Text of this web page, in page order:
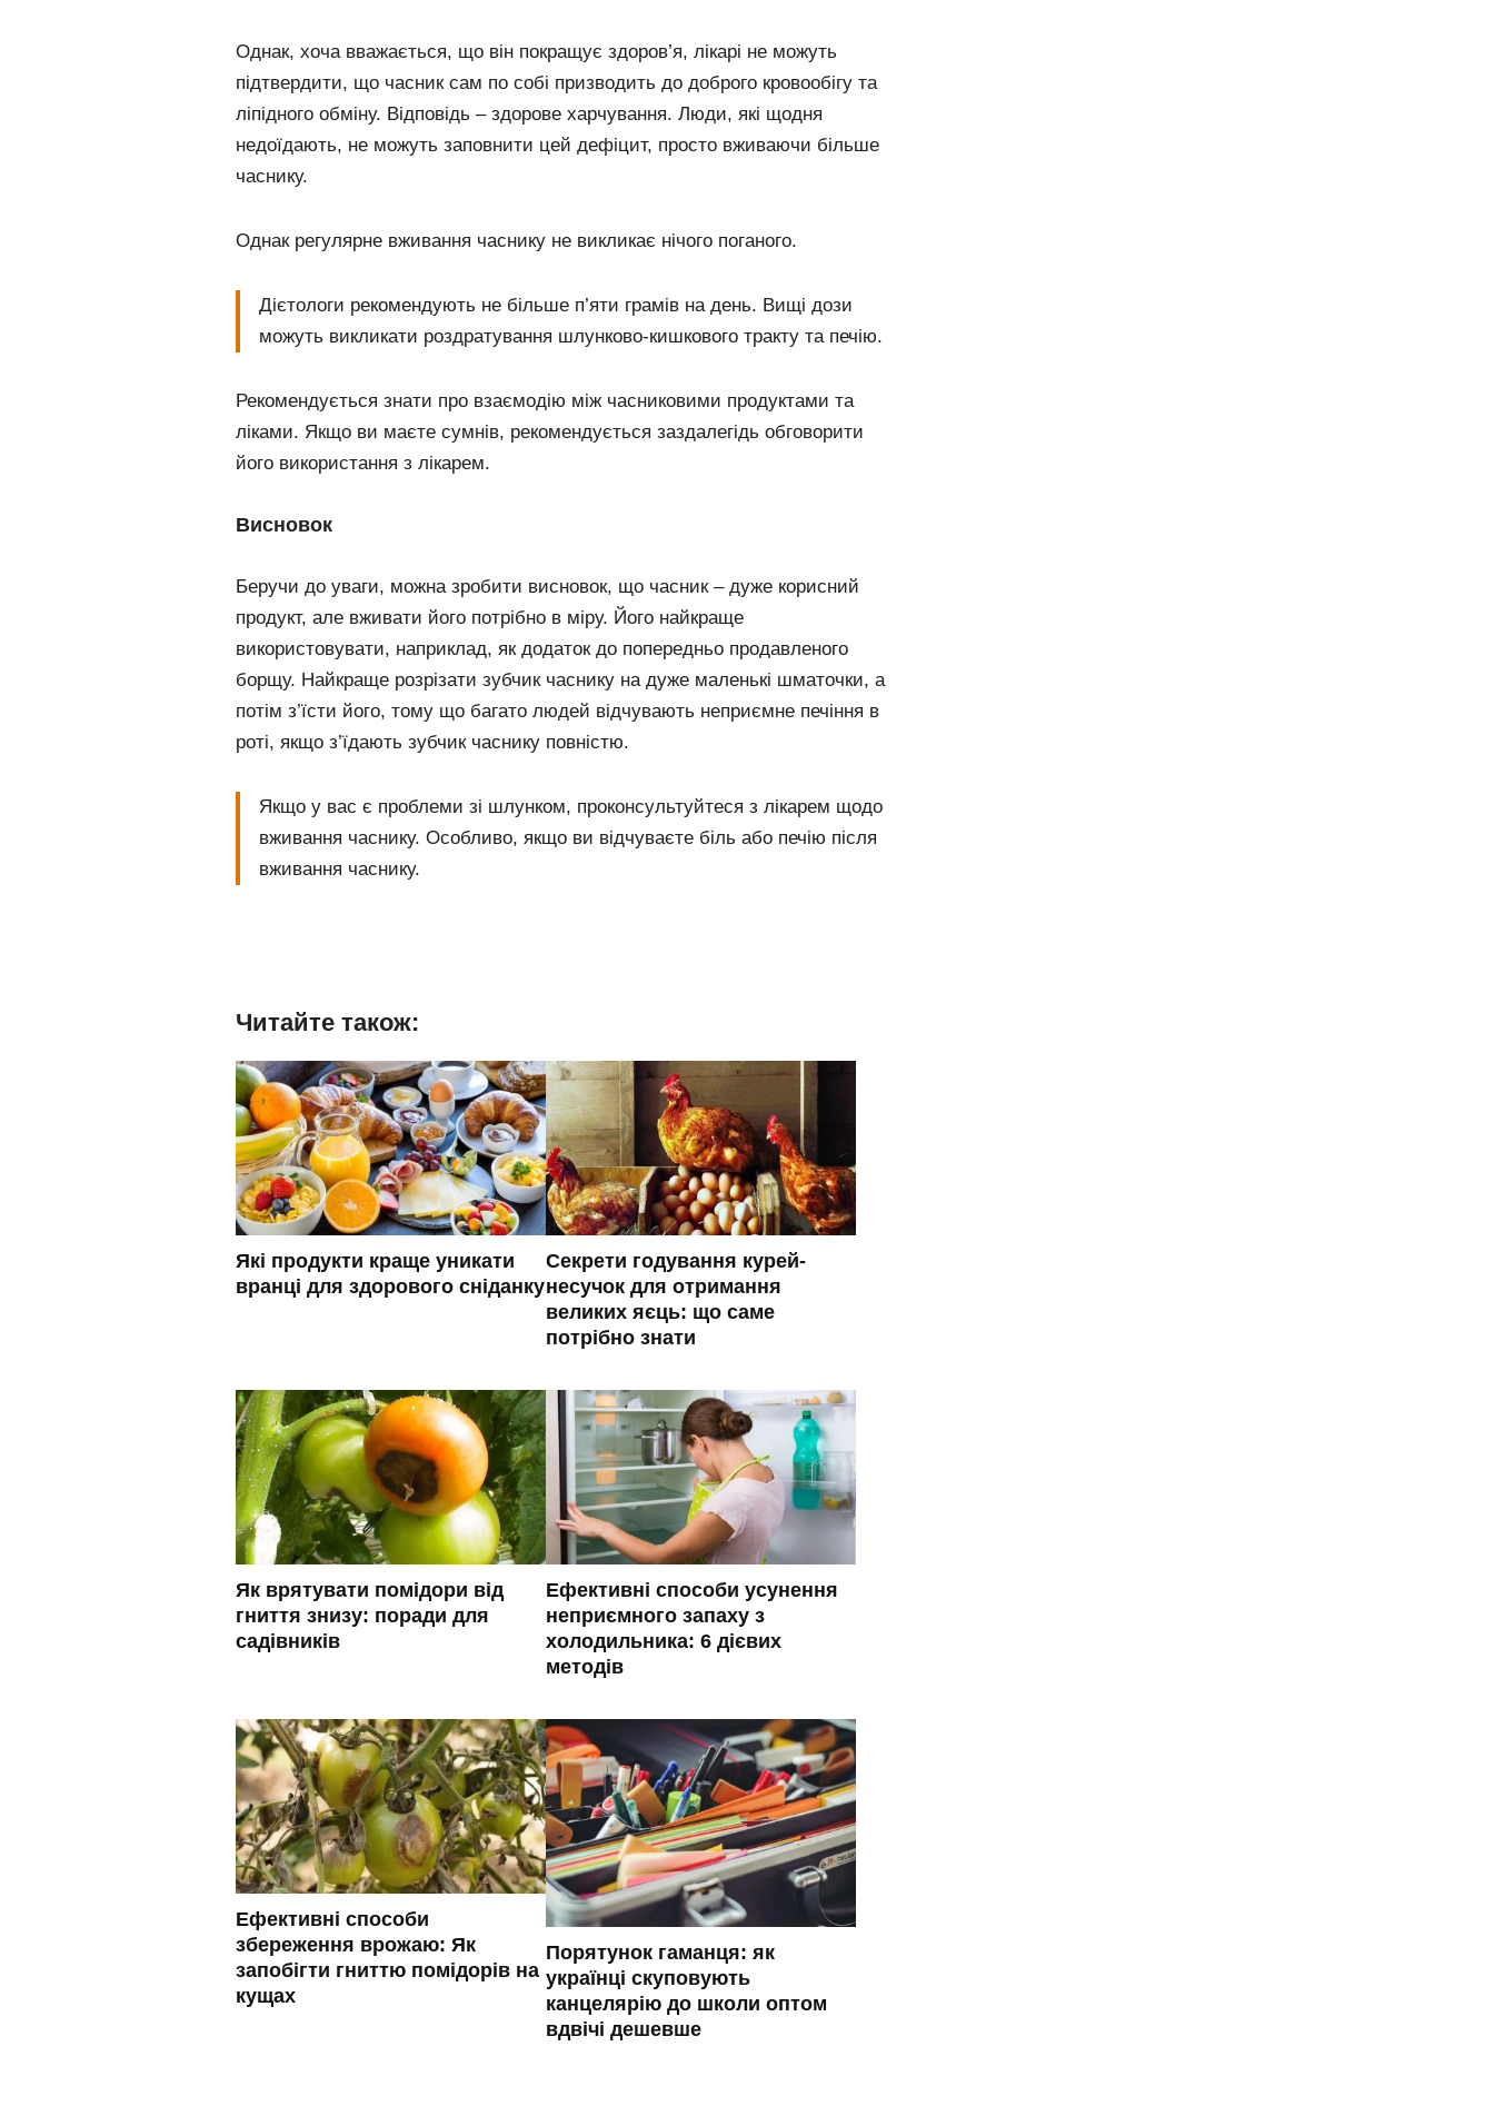
Однак, хоча вважається, що він покращує здоров’я, лікарі не можуть
підтвердити, що часник сам по собі призводить до доброго кровообігу та
ліпідного обміну. Відповідь – здорове харчування. Люди, які щодня
недоїдають, не можуть заповнити цей дефіцит, просто вживаючи більше
часнику.
Однак регулярне вживання часнику не викликає нічого поганого.
Дієтологи рекомендують не більше п’яти грамів на день. Вищі дози
можуть викликати роздратування шлунково-кишкового тракту та печію.
Рекомендується знати про взаємодію між часниковими продуктами та
ліками. Якщо ви маєте сумнів, рекомендується заздалегідь обговорити
його використання з лікарем.
Висновок
Беручи до уваги, можна зробити висновок, що часник – дуже корисний
продукт, але вживати його потрібно в міру. Його найкраще
використовувати, наприклад, як додаток до попередньо продавленого
борщу. Найкраще розрізати зубчик часнику на дуже маленькі шматочки, а
потім з’їсти його, тому що багато людей відчувають неприємне печіння в
роті, якщо з’їдають зубчик часнику повністю.
Якщо у вас є проблеми зі шлунком, проконсультуйтеся з лікарем щодо
вживання часнику. Особливо, якщо ви відчуваєте біль або печію після
вживання часнику.
Читайте також:
Які продукти краще уникати
вранці для здорового сніданку
Секрети годування курей-
несучок для отримання
великих яєць: що саме
потрібно знати
Як врятувати помідори від
гниття знизу: поради для
садівників
Ефективні способи усунення
неприємного запаху з
холодильника: 6 дієвих
методів
Ефективні способи
збереження врожаю: Як
запобігти гниттю помідорів на
кущах
Порятунок гаманця: як
українці скуповують
канцелярію до школи оптом
вдвічі дешевше